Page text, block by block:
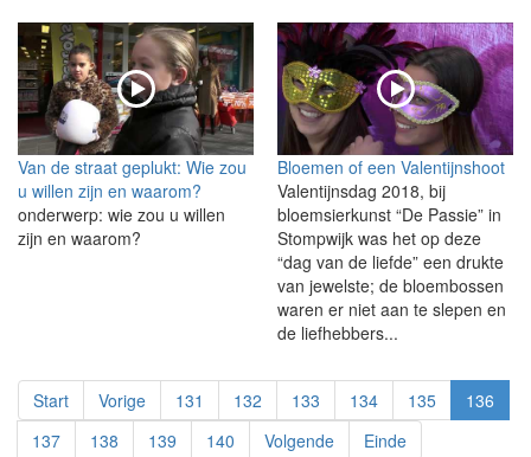
Van de straat geplukt: Wie zou
u willen zijn en waarom?
onderwerp: wie zou u willen
zijn en waarom?
Bloemen of een Valentijnshoot
Valentijnsdag 2018, bij
bloemsierkunst “De Passie” in
Stompwijk was het op deze
“dag van de liefde” een drukte
van jewelste; de bloembossen
waren er niet aan te slepen en
de liefhebbers...
Start Vorige 131 132 133 134 135
136
137
138 139 140 Volgende Einde